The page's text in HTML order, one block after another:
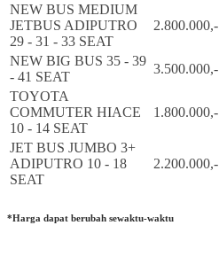
NEW BUS MEDIUM
JETBUS ADIPUTRO
29 - 31 - 33 SEAT
2.800.000,-
NEW BIG BUS 35 - 39
- 41 SEAT
3.500.000,-
TOYOTA
COMMUTER HIACE
10 - 14 SEAT
1.800.000,-
JET BUS JUMBO 3+
ADIPUTRO 10 - 18
SEAT
2.200.000,-
*Harga dapat berubah sewaktu-waktu